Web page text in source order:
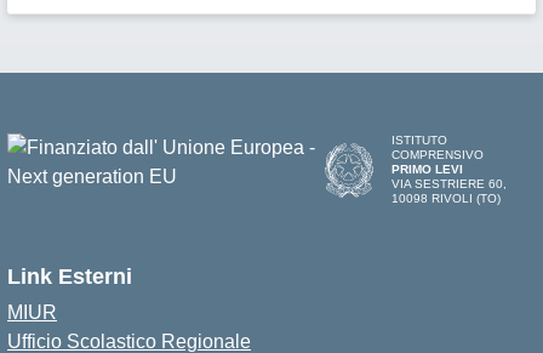
ISTITUTO
COMPRENSIVO
PRIMO LEVI
VIA SESTRIERE 60,
10098 RIVOLI (TO)
Link Esterni
MIUR
Ufficio Scolastico Regionale